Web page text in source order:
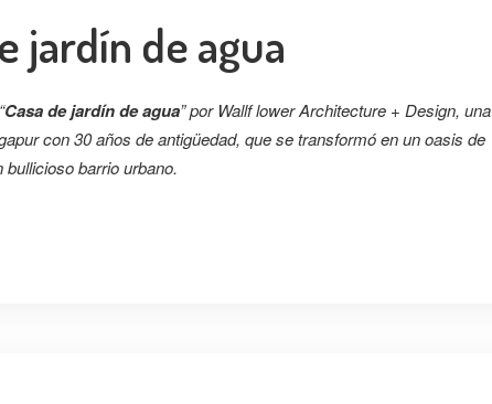
jardín de agua
Casa de jardín de agua” por Wallf lower Architecture + Design, una
con 30 años de antigüedad, que se transformó en un oasis de
bullicioso barrio urbano.